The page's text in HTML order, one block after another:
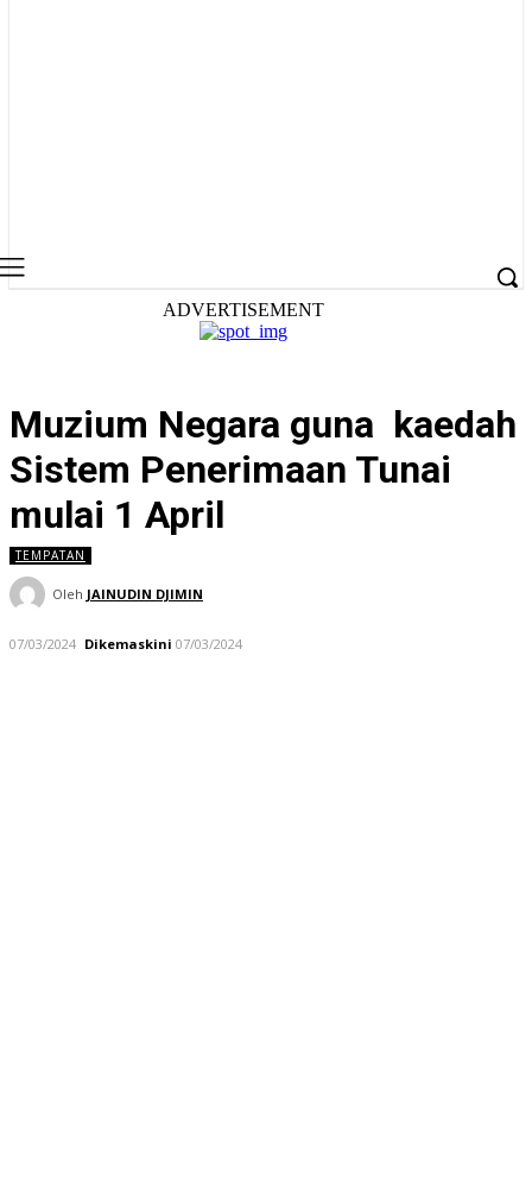
ADVERTISEMENT
Muzium Negara guna kaedah
Sistem Penerimaan Tunai
mulai 1 April
TEMPATAN
Oleh JAINUDIN DJIMIN
07/03/2024 Dikemaskini 07/03/2024